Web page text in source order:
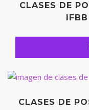
CLASES DE
CLASES DE